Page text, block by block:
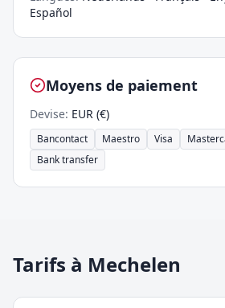
Español
Moyens de paiement
Devise: EUR (€)
Bancontact Maestro Visa
Bank transfer
Tarifs à Mechelen